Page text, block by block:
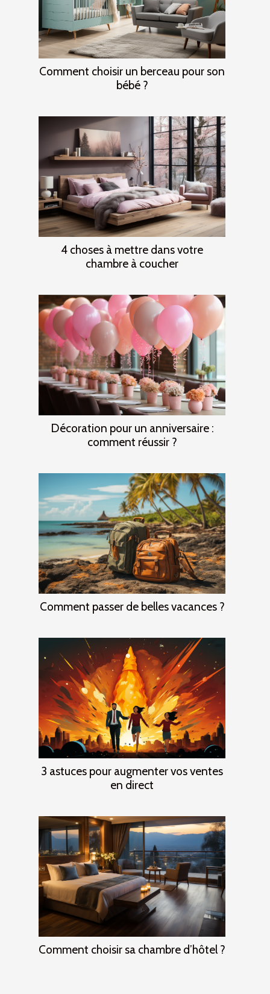
Comment choisir un berceau pour son
bébé ?
4 choses à mettre dans votre
chambre à coucher
Décoration pour un anniversaire :
comment réussir ?
Comment passer de belles vacances ?
3 astuces pour augmenter vos ventes
en direct
Comment choisir sa chambre d’hôtel ?